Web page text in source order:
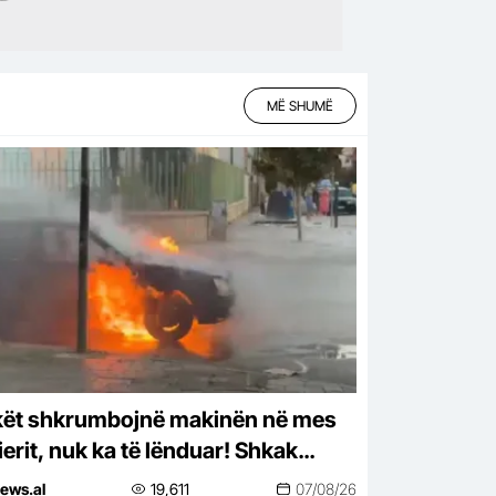
MË SHUMË
shkrumbojnë makinën në mes
nuk ka të lënduar! Shkak
një shkëndijë elektrike
19,611 07/08/26